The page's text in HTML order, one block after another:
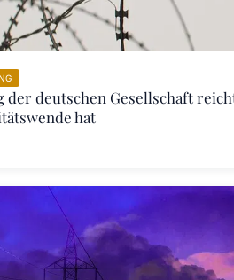
der deutschen Gesellschaft
hat